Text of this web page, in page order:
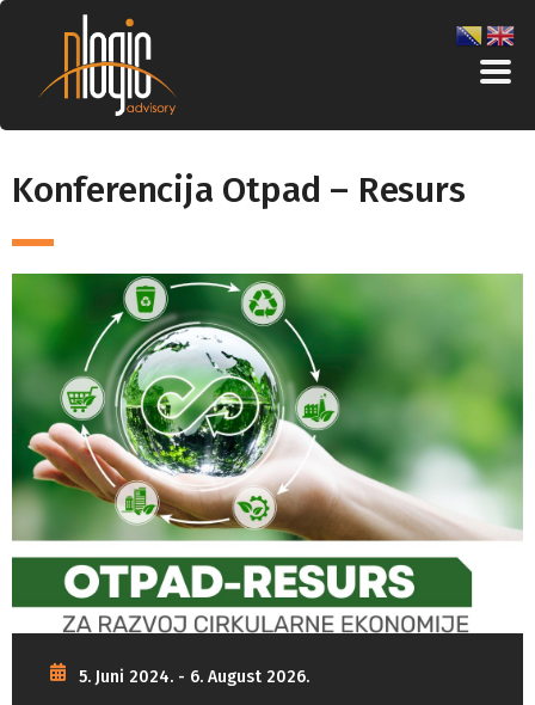
Konferencija Otpad – Resurs
5. Juni 2024. - 6. August 2026.